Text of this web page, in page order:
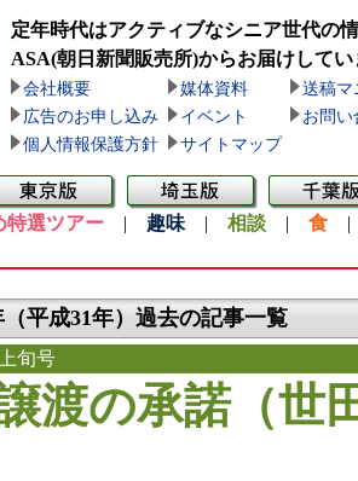
定年時代はアクティブなシニア世代の
ASA(朝日新聞販売所)からお届けしてい
会社概要 媒体資料
送稿マ
広告のお申し込み
イベント
お問い
個人情報保護方針
サイトマップ
特選ツアー | 趣味 | 相談 | 食
平成31年）過去の記事一覧
旬号
渡の承諾（世